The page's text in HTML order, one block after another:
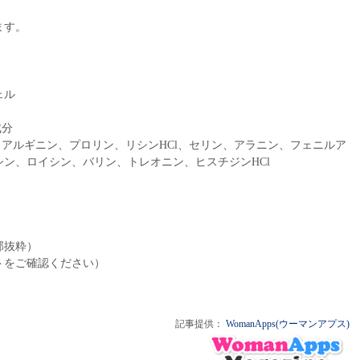
。
ル
ルギニン、プロリン、リシンHCl、セリン、アラニン、フェニルア
、ロイシン、バリン、トレオニン、ヒスチジンHCl
粋）
ご確認ください）
記事提供： WomanApps(ウーマンアプス)